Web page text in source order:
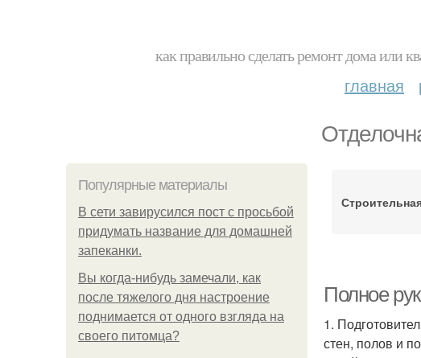
как правильно сделать ремонт дома или
главная
Популярные материалы
В сети завирусился пост с просьбой
придумать название для домашней
запеканки.
Вы когда-нибудь замечали, как
после тяжелого дня настроение
поднимается от одного взгляда на
своего питомца?
Полное
1.
стен, полов и